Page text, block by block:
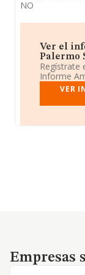
NO
Ver el
Palermo
Regístrate
Informe
VER
Empresas
Empresas